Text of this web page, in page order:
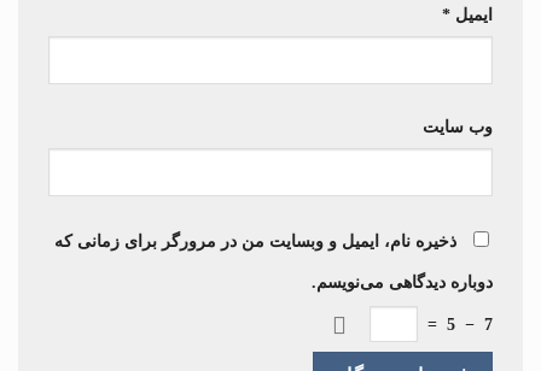
ایمیل *
وب‌ سایت
ذخیره نام، ایمیل و وبسایت من در مرورگر برای زمانی که
دوباره دیدگاهی می‌نویسم.
7
−
5
=